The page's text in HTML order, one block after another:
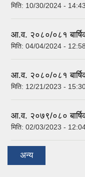
मिति: 10/30/2024 - 14:43
आ.व. २०८०/०८१
मिति: 04/04/2024 - 12:58
आ.व. २०८०/०८१
मिति: 12/21/2023 -
आ.व. २०७९/०८०
मिति: 02/03/2023 -
अन्य